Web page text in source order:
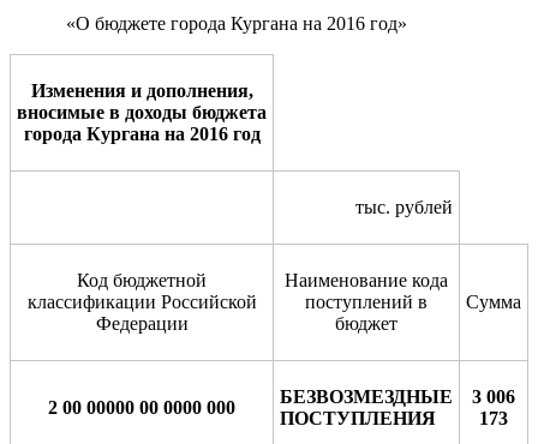
«О бюджете города Кургана на 2016 год»
Изменения и дополнения,
вносимые в доходы бюджета
города Кургана на 2016 год
тыс. рублей
Код бюджетной
классификации Российской
Федерации
Наименование кода
поступлений в
бюджет
Сумма
2 00 00000 00 0000 000
БЕЗВОЗМЕЗДНЫЕ
ПОСТУПЛЕНИЯ
3 006
173